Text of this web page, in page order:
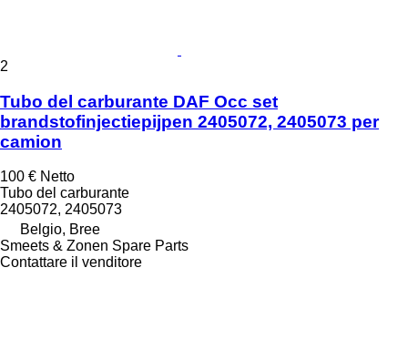
2
Tubo del carburante DAF Occ set
brandstofinjectiepijpen 2405072, 2405073 per
camion
100 € Netto
Tubo del carburante
2405072, 2405073
Belgio, Bree
Smeets & Zonen Spare Parts
Contattare il venditore